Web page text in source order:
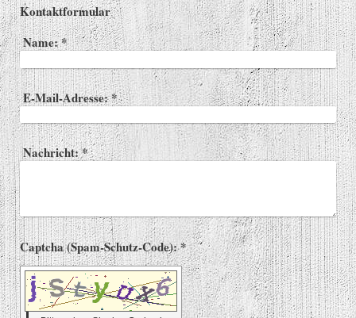
Kontaktformular
Name:*
E-Mail-Adresse:*
Nachricht:*
Captcha (Spam-Schutz-Code): *